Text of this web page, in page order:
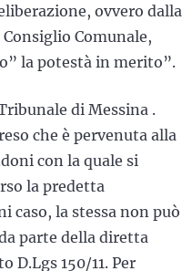
ovvero dalla
Comunale,
la potestà in merito”.
di Messina .
che è pervenuta alla
con la quale si
la predetta
caso, la stessa non può
parte della diretta
150/11. Per